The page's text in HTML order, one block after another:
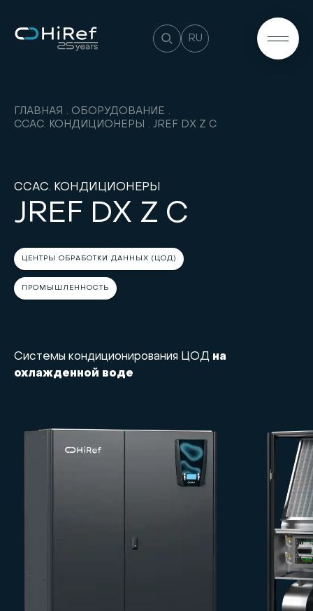
RU
ГЛАВНАЯ
ОБОРУДОВАНИЕ
CCAC. КОНДИЦИОНЕРЫ
JREF DX Z C
CCAC. КОНДИЦИОНЕРЫ
JREF DX Z C
ЦЕНТРЫ ОБРАБОТКИ ДАННЫХ (ЦОД)
ПРОМЫШЛЕННОСТЬ
Системы кондиционирования ЦОД на
охлажденной воде